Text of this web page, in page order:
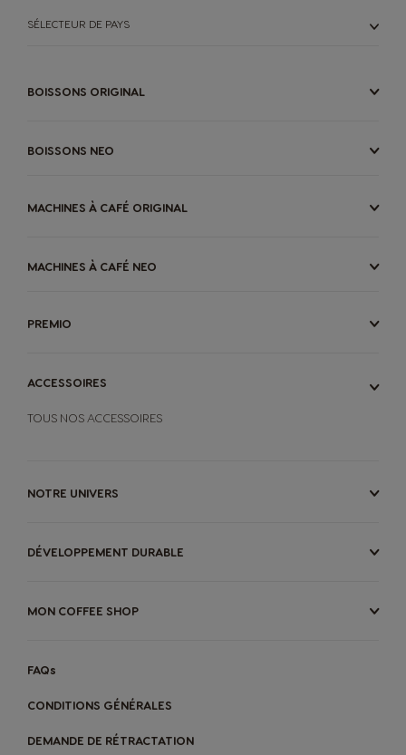
SÉLECTEUR DE PAYS
BOISSONS ORIGINAL
BOISSONS NEO
MACHINES À CAFÉ ORIGINAL
MACHINES À CAFÉ NEO
PREMIO
ACCESSOIRES
TOUS NOS ACCESSOIRES
NOTRE UNIVERS
DÉVELOPPEMENT DURABLE
MON COFFEE SHOP
FAQs
CONDITIONS GÉNÉRALES
DEMANDE DE RÉTRACTATION